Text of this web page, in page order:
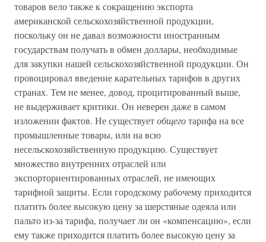
товаров вело также к сокращению экспорта
американской сельскохозяйственной продукции,
поскольку он не давал возможности иностранным
государствам получать в обмен доллары, необходимые
для закупки нашей сельскохозяйственной продукции. Он
провоцировал введение карательных тарифов в других
странах. Тем не менее, довод, процитированный выше,
не выдерживает критики. Он неверен даже в самом
изложении фактов. Не существуетобщеготарифа на все
промышленные товары, или на всю
несельскохозяйственную продукцию. Существует
множество внутренних отраслей или
экспорториентированных отраслей, не имеющих
тарифной защиты. Если городскому рабочему приходится
платить более высокую цену за шерстяные одеяла или
пальто из-за тарифа, получает ли он «компенсацию», если
ему также приходится платить более высокую цену за